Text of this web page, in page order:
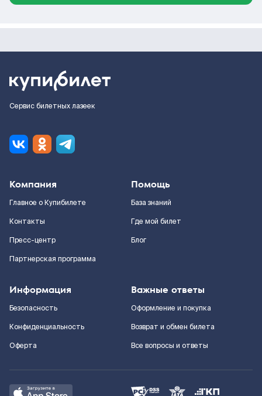
Сервис билетных лазеек
Компания
Главное о Купибилете
Контакты
Пресс-центр
Партнерская программа
Помощь
База знаний
Где мой билет
Блог
Информация
Безопасность
Конфиденциальность
Оферта
Важные ответы
Оформление и покупка
Возврат и обмен билета
Все вопросы и ответы